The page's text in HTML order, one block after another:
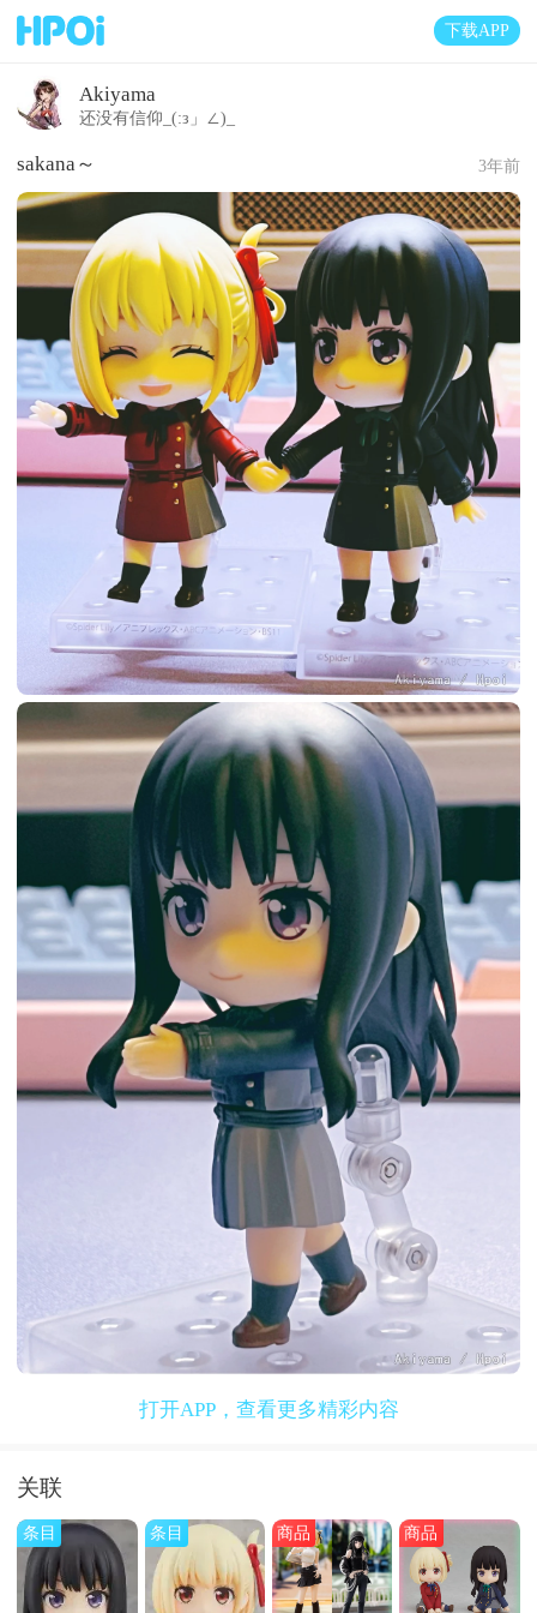
下载APP
Akiyama
还没有信仰_(:з」∠)_
sakana～ 3年前
打开APP，查看更多精彩内容
关联
条目 条目 商品 商品